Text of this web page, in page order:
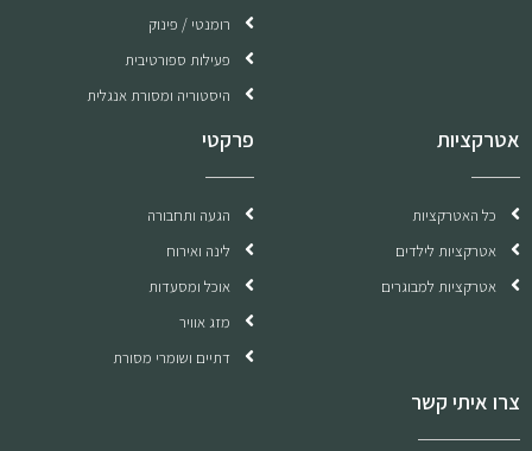
רומנטי / פינוק
פעילות ספורטיבית
היסטוריה ומסורת אנגלית
אטרקציות
כל האטרקציות
אטרקציות לילדים
אטרקציות למבוגרים
פרקטי
הגעה ותחבורה
לינה ואירוח
אוכל ומסעדות
מזג אוויר
דתיים ושומרי מסורת
צרו איתי קשר